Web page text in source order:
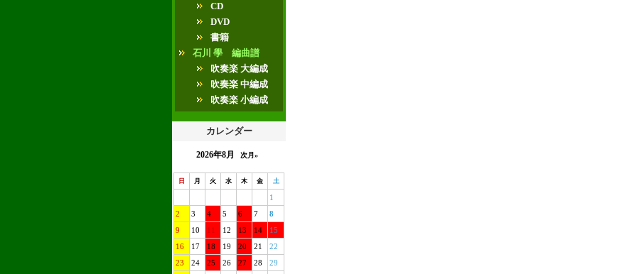
CD
DVD
書籍
石川 學 編曲譜
吹奏楽 大編成
吹奏楽 中編成
吹奏楽 小編成
カレンダー
2026年8月 次月»
日 月 火 水 木 金 土
1
2
3 4 5 6 7
8
9
10 11 12 13 14
15
16
17 18 19 20 21
22
23
24 25 26 27 28
29